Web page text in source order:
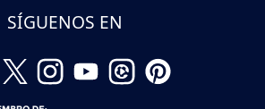
SÍGUENOS EN